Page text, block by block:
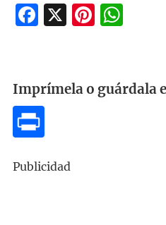
Facebook
X
Imprímela o guárdala
Publicidad